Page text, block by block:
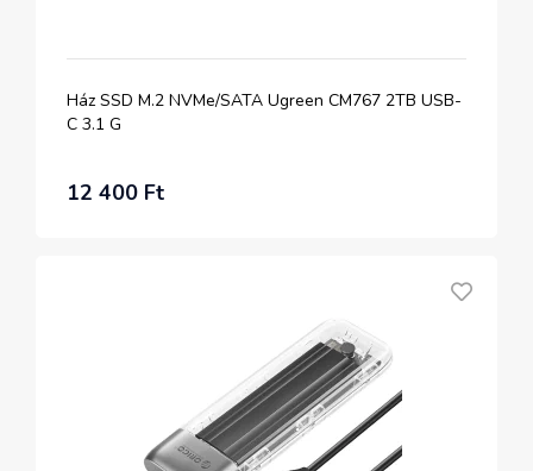
Ház SSD M.2 NVMe/SATA Ugreen CM767 2TB USB-
C 3.1 G
12 400 Ft